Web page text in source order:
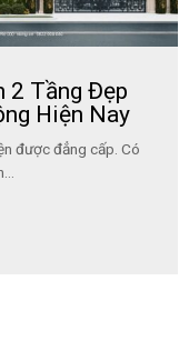
2 Tầng Đẹp
Hiện Nay
được đẳng cấp. Có